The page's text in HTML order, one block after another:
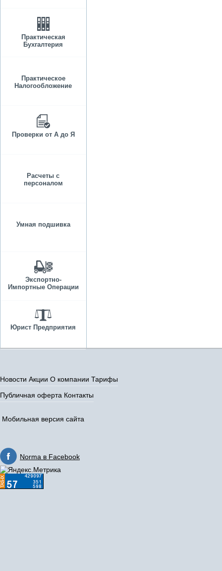
Практическая
Бухгалтерия
Практическое
Налогообложение
Проверки от А до Я
Расчеты с
персоналом
Умная подшивка
Экспортно-
Импортные Операции
Юрист Предприятия
Новости Акции О компании Тарифы
Публичная оферта Контакты
Мобильная версия сайта
Norma в Facebook